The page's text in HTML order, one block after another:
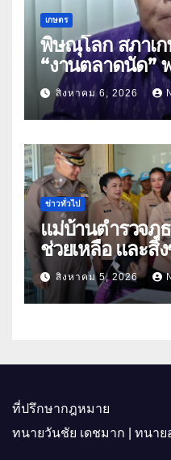
เกษตร
พิษณุโลก สภาเ
“งานตลาดนัด”
“เกษตรรุ่งเรือง
ประโยชน์เกษต
คู่ธุรกิจดันสินค้า
สิงหาคม 6, 2026
ข่าวทั่วไป
แม่บ้านตำรวจภู
ช่วยเหลือ และสิ่
ธิดา ข้าราชการตำรวจจังหวัด
อุทัยธานี
สิงหาคม 5, 2026
ที่ปรึกษากฎหมาย
ทนายวันชัย เดชมาก | ทนาย